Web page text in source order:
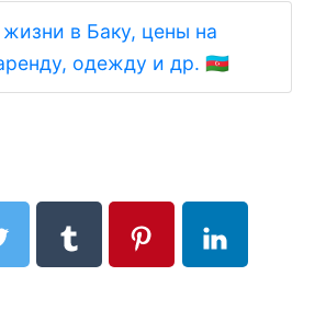
в Баку, цены на
одежду и др. 🇦🇿